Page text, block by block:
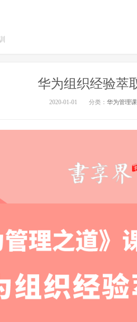
华为组织经验萃
2020-01-01 分类： 华为管理课